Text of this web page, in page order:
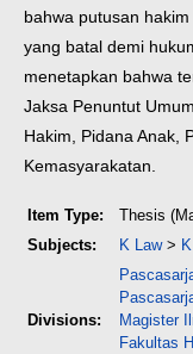
bahwa putusan
yang batal demi
menetapkan bahwa
Jaksa Penuntut
Hakim, Pidana Anak,
Kemasyarakatan.
Item Type:
Thesis
Subjects:
K Law>
Divisions:
Magister
Fakultas